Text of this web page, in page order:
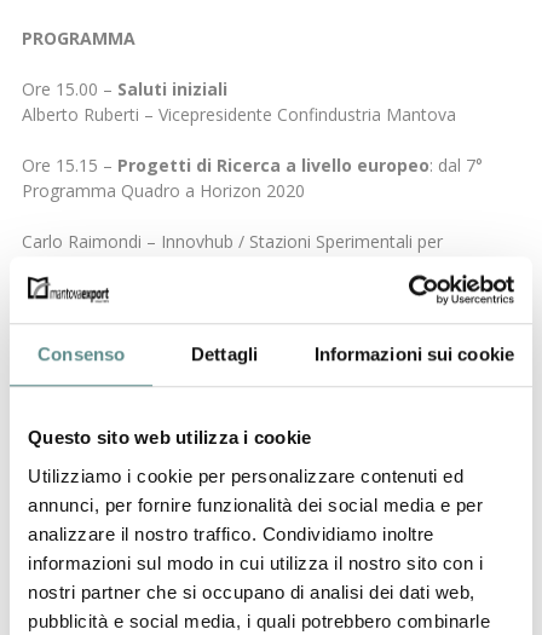
Consenso Dettagli Informazioni sui cookie
Questo sito web utilizza i cookie
Utilizziamo i cookie per personalizzare contenuti ed
annunci, per fornire funzionalità dei social media e per
analizzare il nostro traffico. Condividiamo inoltre
informazioni sul modo in cui utilizza il nostro sito con i
nostri partner che si occupano di analisi dei dati web,
pubblicità e social media, i quali potrebbero combinarle
PROGRAMMA
Ore 15.00 – Saluti iniziali
Alberto Ruberti – Vicepresidente Confindustria Mantova
Ore 15.15 – Progetti di Ricerca a livello europeo: dal 7°
Programma Quadro a Horizon 2020
Carlo Raimondi – Innovhub / Stazioni Sperimentali per
l’innovazione
Nicoletta Amodio – Confindustria
che investono in innovazione e ricerca
Enzo Colombo – Coordinatore Desk Reti e Ricerca
Mediocredito Italiano, Gruppo Intesa Sanpaolo
Ore 16.45 – Caso aziendale di innovazione verso nuovi
mercati. L’esperienza della impresa cooperativa in
Brasile
Mario Rodella – Direttore Generale Dugoni scrl